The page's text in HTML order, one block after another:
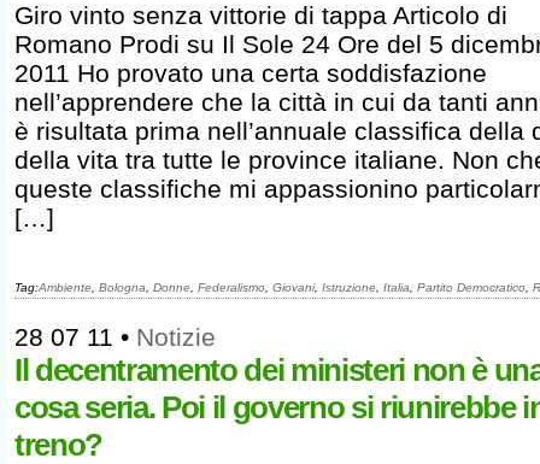
Giro vinto senza vittorie di tappa Articolo di
Romano Prodi su Il Sole 24 Ore del 5
2011 Ho provato una certa soddisfazione
nell’apprendere che la città in cui da tanti
è risultata prima nell’annuale classifica della
della vita tra tutte le province italiane. Non
queste classifiche mi appassionino
[…]
Tag:Ambiente Bologna Donne Federalismo Giovani, Istruzione Italia Partito Democratico
28 07 11 • Notizie
Il decentramento dei ministeri non è
cosa seria. Poi il governo si riunirebbe
treno?